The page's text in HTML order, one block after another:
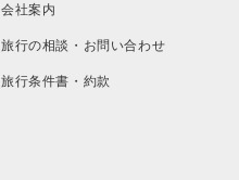
会社案内
旅行の相談・お問い合わせ
旅行条件書・約款